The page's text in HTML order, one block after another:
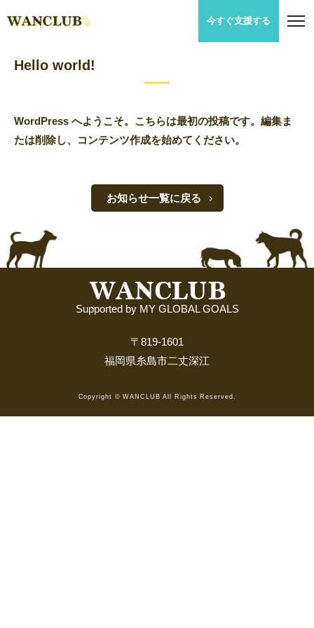
今すぐ支援する
Hello world!
WordPress へようこそ。こちらは最初の投稿です。編集ま
たは削除し、コンテンツ作成を始めてください。
お知らせ一覧に戻る
Supported by MY GLOBAL GOALS
〒819-1601
福岡県糸島市二丈深江
Copyright © WANCLUB All Rights Reserved.